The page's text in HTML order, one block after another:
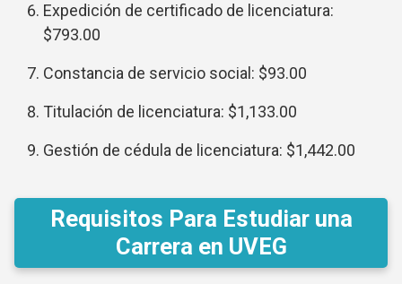
Expedición de certificado de licenciatura:
$793.00
Constancia de servicio social: $93.00
Titulación de licenciatura: $1,133.00
Gestión de cédula de licenciatura: $1,442.00
Requisitos Para Estudiar una
Carrera en UVEG